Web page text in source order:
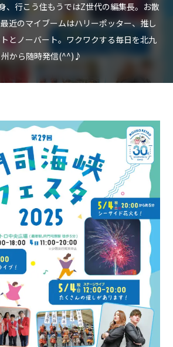
、行こう住もうではZ世代の編集長。お散
近のマイブームはハリーポッター、推し
とノーバート。ワクワクする毎日を北九
州から随時発信(^^)♪